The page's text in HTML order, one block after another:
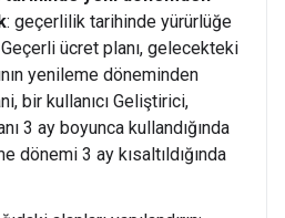
: geçerlilik tarihinde yürürlüğe
ücret planı, gelecekteki
yenileme döneminden
bir kullanıcı Geliştirici,
3 ay boyunca kullandığında
dönemi 3 ay kısaltıldığında